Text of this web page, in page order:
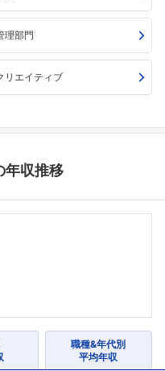
理部門
リエイティブ
年収推移
職種&年代別
平均年収